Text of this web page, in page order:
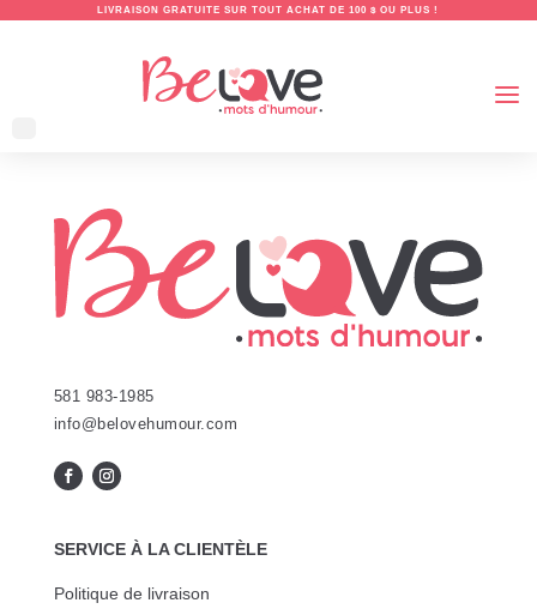
LIVRAISON GRATUITE SUR TOUT ACHAT DE 100 $ OU PLUS !
581 983-1985
info@belovehumour.com
SERVICE À LA CLIENTÈLE
Politique de livraison